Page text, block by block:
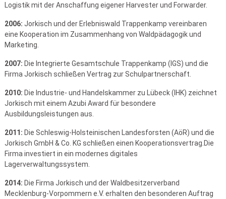
Logistik mit der Anschaffung eigener Harvester und Forwarder.
2006: Jorkisch und der Erlebniswald Trappenkamp vereinbaren
eine Kooperation im Zusammenhang von Waldpädagogik und
Marketing.
2007: Die Integrierte Gesamtschule Trappenkamp (IGS) und die
Firma Jorkisch schließen Vertrag zur Schulpartnerschaft.
2010: Die Industrie- und Handelskammer zu Lübeck (IHK) zeichnet
Jorkisch mit einem Azubi Award für besondere
Ausbildungsleistungen aus.
2011: Die Schleswig-Holsteinischen Landesforsten (AöR) und die
Jorkisch GmbH & Co. KG schließen einen Kooperationsvertrag. Die
Firma investiert in ein modernes digitales
Lagerverwaltungssystem.
2014: Die Firma Jorkisch und der Waldbesitzerverband
Mecklenburg-Vorpommern e.V. erhalten den besonderen Auftrag